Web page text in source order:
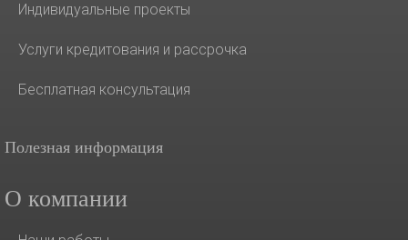
Индивидуальные проекты
Услуги кредитования и рассрочка
Бесплатная консультация
Полезная информация
О компании